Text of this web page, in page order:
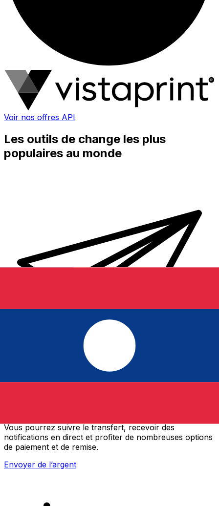
Voir nos offres API
Les outils de change les plus
populaires au monde
Vous pourrez suivre le transfert, recevoir des
notifications en direct et profiter de nombreuses options
de paiement et de remise.
Envoyer de l’argent